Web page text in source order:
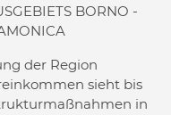
BORNO -
der Region
sieht bis
in